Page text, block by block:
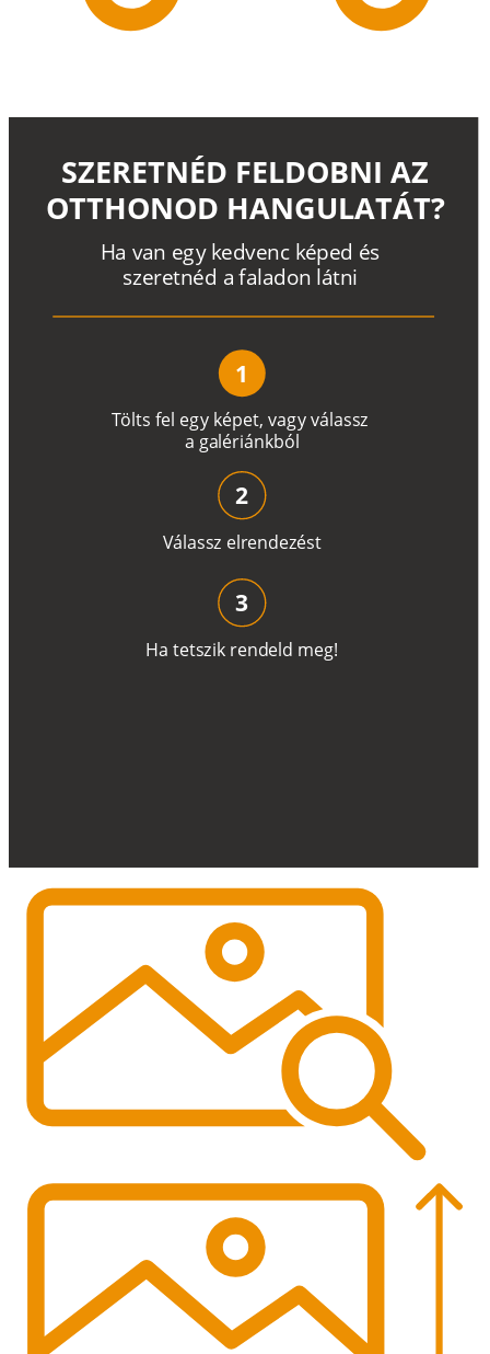
Tölts fel egy képet, vagyválassz
a galériánkból
Ha van egy kedvenc képed és
szeretnéd a faladon látni
SZERETNÉD FELDOBNI AZ
OTTHONOD HANGULATÁT?
1
Válassz elrendezést
2
Ha tetszik rendeld meg!
3